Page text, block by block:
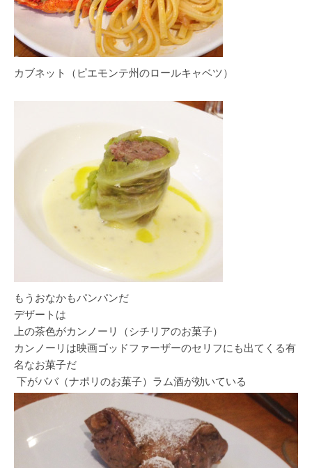
カブネット（ピエモンテ州のロールキャベツ）
もうおなかもパンパンだ
デザートは
上の茶色がカンノーリ（シチリアのお菓子）
カンノーリは映画ゴッドファーザーのセリフにも出てくる有
名なお菓子だ
下がババ（ナポリのお菓子）ラム酒が効いている